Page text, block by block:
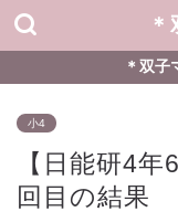
＊双子
小4
【日能研4
回目の結果